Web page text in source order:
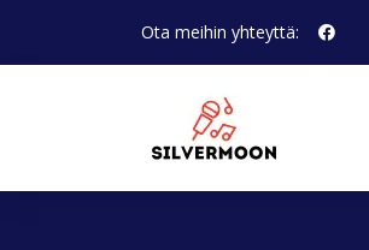
Ota meihin yhteyttä: